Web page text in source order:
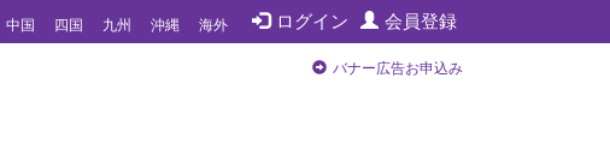
ログイン 会員登録
中国 四国 九州 沖縄 海外
バナー広告お申込み